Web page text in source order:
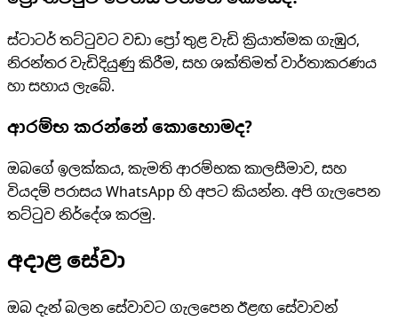
ස්ටාටර් තට්ටුවට වඩා ප්‍රෝ තුළ වැඩි ක්‍රියාත්මක ගැඹුර,
නිරන්තර වැඩිදියුණු කිරීම, සහ ශක්තිමත් වාර්තාකරණය
හා සහාය ලැබේ.
ආරම්භ කරන්නේ කොහොමද?
ඔබගේ ඉලක්කය, කැමති ආරම්භක කාලසීමාව, සහ
වියදම් පරාසය WhatsApp හි අපට කියන්න. අපි ගැලපෙන
තට්ටුව නිර්දේශ කරමු.
අදාළ සේවා
ඔබ දැන් බලන සේවාවට ගැලපෙන ඊළඟ සේවාවන්